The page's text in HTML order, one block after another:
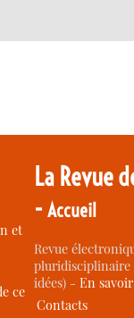
et
ce
La Revue
-Accueil
Revue
idées) -En
Contacts